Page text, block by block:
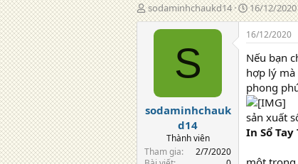
T
á
sodaminhchaukd14
N
g
à
y
đ
ă
n
g
16/12/2020
S
sodaminhchauk
d14
Thành viên
Tham gia
2/7/2020
16/12/2020
Nếu bạn
hợp lý mà
phong
sản xuất
In Sổ